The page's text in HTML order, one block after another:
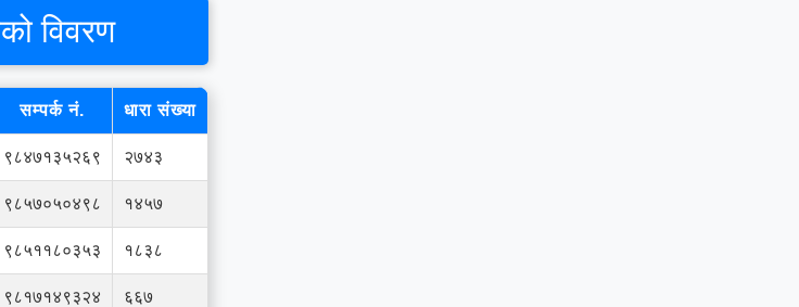
विवरण
सम्पर्क नं. धारा संख्या
९८४७१३५२६९ २७४३
९८५७०५०४९८ १४५७
९८५११८०३५३ १८३८
९८१७१४९३२४ ६६७